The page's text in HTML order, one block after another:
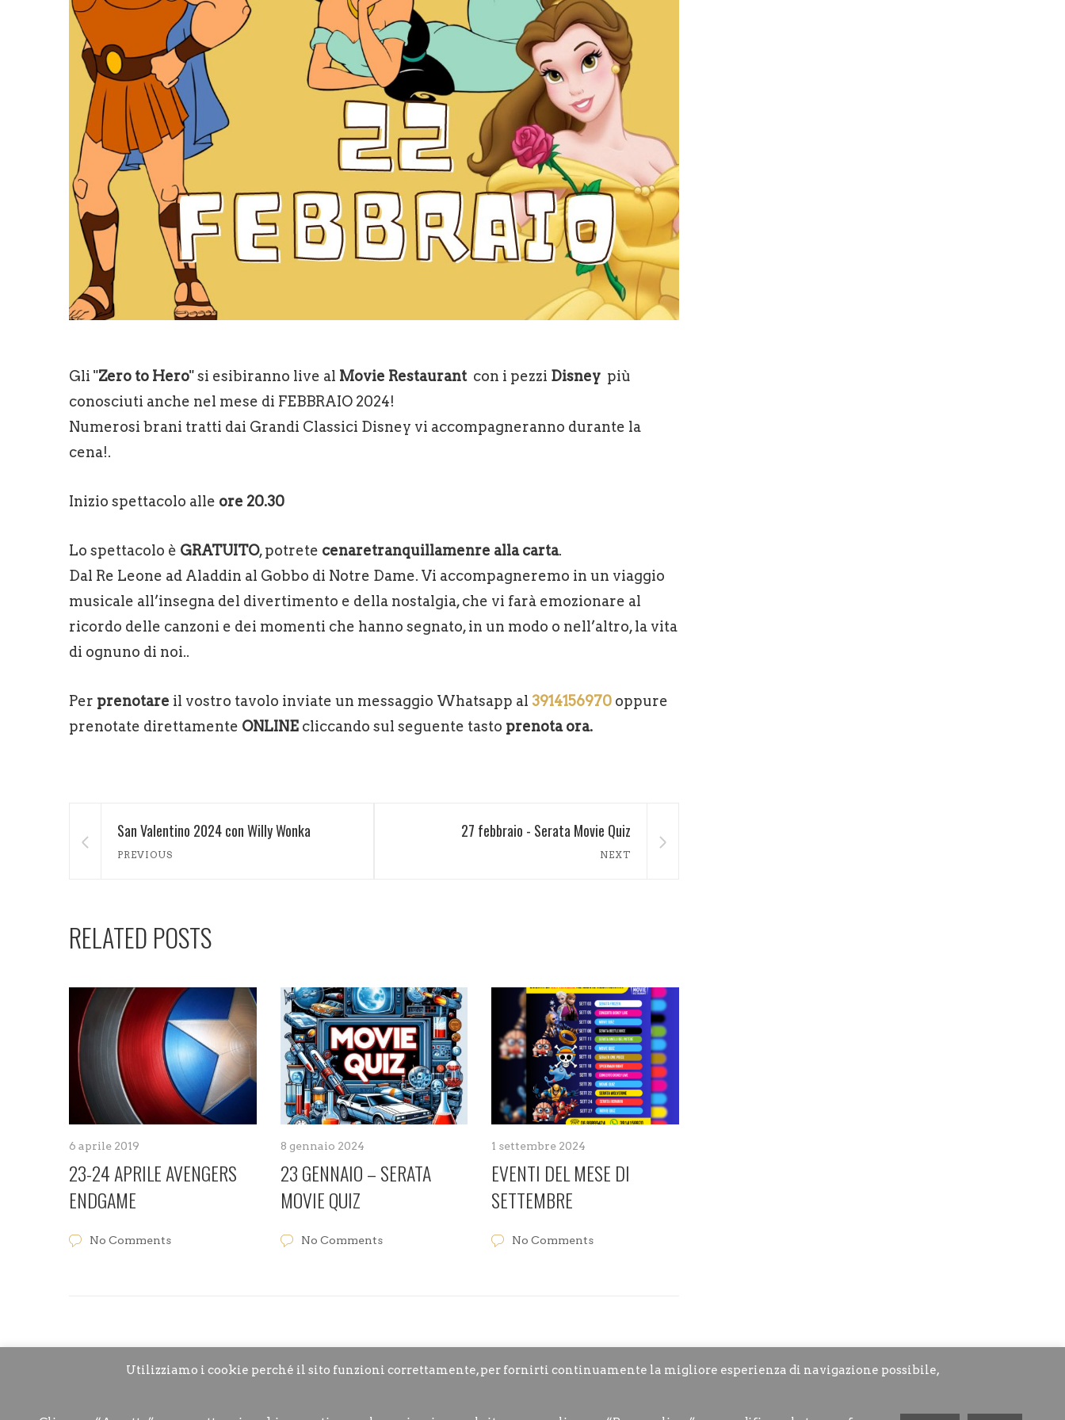
Gli "Zero to Hero" si esibiranno live al Movie Restaurantcon i pezzi Disney più
conosciuti anche nel mese di FEBBRAIO 2024!
Numerosi brani tratti dai Grandi Classici Disney vi accompagneranno durante la
cena!.
Inizio spettacolo alle ore 20.30
Lo spettacolo è GRATUITO, potrete cenaretranquillamenre alla carta.
Dal Re Leone ad Aladdin al Gobbo di Notre Dame. Vi accompagneremo in un viaggio
musicale all’insegna del divertimento e della nostalgia, che vi farà emozionare al
ricordo delle canzoni e dei momenti che hanno segnato, in un modo o nell’altro, la vita
di ognuno di noi..
Per prenotare il vostro tavolo inviate un messaggio Whatsapp al 3914156970 oppure
prenotate direttamente ONLINE cliccando sul seguente tasto prenota ora.
San Valentino 2024 con Willy Wonka
PREVIOUS
27 febbraio - Serata Movie Quiz
NEXT
RELATED POSTS
6 aprile 2019
23-24 APRILE AVENGERS
ENDGAME
No Comments
8 gennaio 2024
23 GENNAIO – SERATA
MOVIE QUIZ
No Comments
1 settembre 2024
EVENTI DEL MESE DI
SETTEMBRE
No Comments
Utilizziamo i cookie perché il sito funzioni correttamente, per fornirti continuamente la migliore esperienza di navigazione possibile,